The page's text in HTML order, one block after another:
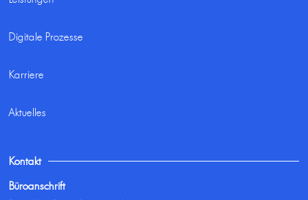
Digitale Prozesse
Karriere
Aktuelles
Kontakt
Büroanschrift